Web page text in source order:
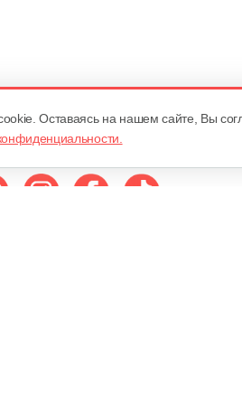
Оставаясь на нашем сайте, Вы